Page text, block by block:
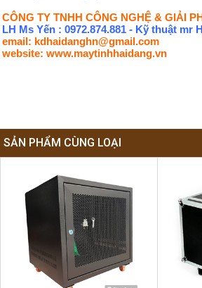
CÔNG TY TNHH CÔNG NGHỆ & GIẢI
LH Ms Yến : 0972.874.881 - Kỹ thuật mr
email: kdhaidanghn@gmail.com
website: www.maytinhhaidang.vn
SẢN PHẨM CÙNG LOẠI